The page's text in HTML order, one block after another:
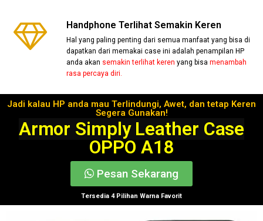
Handphone Terlihat Semakin Keren
Hal yang paling penting dari semua manfaat yang bisa di
dapatkan dari memakai case ini adalah penampilan HP
anda akan semakin terlihat keren yang bisamenambah
rasa percaya diri.
Jadi kalau HP anda mau Terlindungi, Awet, dan tetap Keren
Segera Gunakan!
Armor Simply Leather Case
OPPO A18
Pesan Sekarang
Tersedia 4 Pilihan Warna Favorit